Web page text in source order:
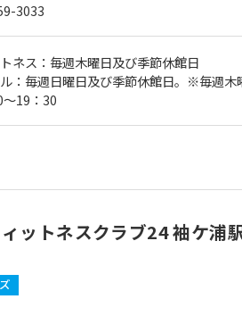
3033
ネス：毎週木曜日及び季節休館日
：毎週日曜日及び季節休館日。※毎週
19：30
ットネスクラブ24 袖ケ浦